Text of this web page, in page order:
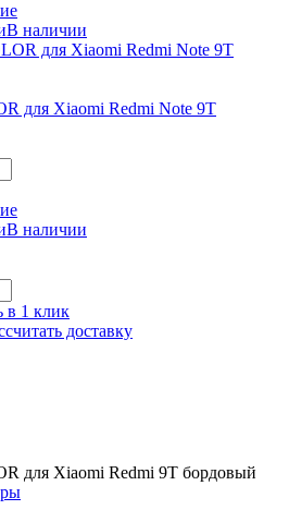
В наличии
для Xiaomi Redmi Note 9T
В наличии
в 1 клик
доставку
для Xiaomi Redmi 9Т бордовый